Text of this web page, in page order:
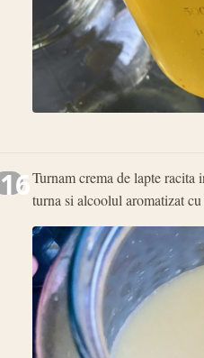
16Turnam crema de lapte racita
turna si alcoolul aromatizat